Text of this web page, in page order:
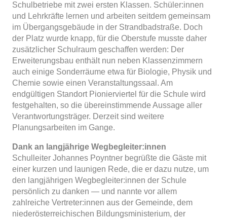
Schulbetriebe mit zwei ersten Klassen. Schüler:innen
und Lehrkräfte lernen und arbeiten seitdem gemeinsam
im Übergangsgebäude in der Strandbadstraße. Doch
der Platz wurde knapp, für die Oberstufe musste daher
zusätzlicher Schulraum geschaffen werden: Der
Erweiterungsbau enthält nun neben Klassenzimmern
auch einige Sonderräume etwa für Biologie, Physik und
Chemie sowie einen Veranstaltungssaal. Am
endgültigen Standort Pionierviertel für die Schule wird
festgehalten, so die übereinstimmende Aussage aller
Verantwortungsträger. Derzeit sind weitere
Planungsarbeiten im Gange.
Dank an langjährige Wegbegleiter:innen
Schulleiter Johannes Poyntner begrüßte die Gäste mit
einer kurzen und launigen Rede, die er dazu nutze, um
den langjährigen Wegbegleiter:innen der Schule
persönlich zu danken — und nannte vor allem
zahlreiche Vertreter:innen aus der Gemeinde, dem
niederösterreichischen Bildungsministerium, der